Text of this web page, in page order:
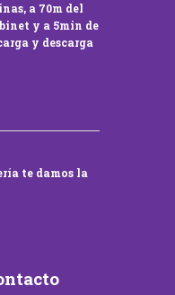
a 70m del
y a 5min de
y descarga
te damos la